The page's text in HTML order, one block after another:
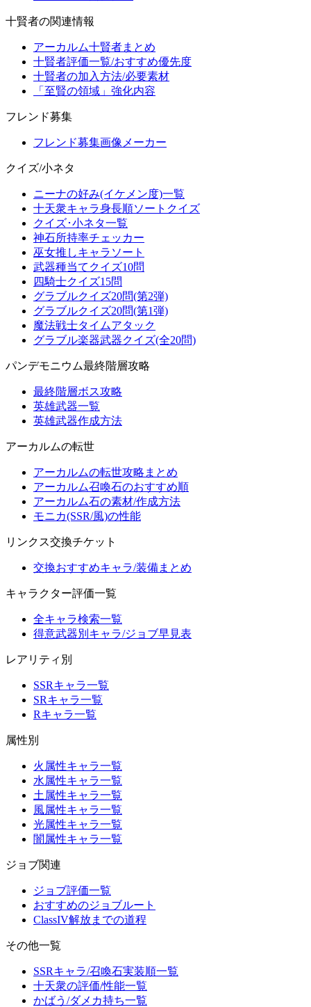
十賢者の関連情報
アーカルム十賢者まとめ
十賢者評価一覧/おすすめ優先度
十賢者の加入方法/必要素材
「至賢の領域」強化内容
フレンド募集
フレンド募集画像メーカー
クイズ/小ネタ
ニーナの好み(イケメン度)一覧
十天衆キャラ身長順ソートクイズ
クイズ･小ネタ一覧
神石所持率チェッカー
巫女推しキャラソート
武器種当てクイズ10問
四騎士クイズ15問
グラブルクイズ20問(第2弾)
グラブルクイズ20問(第1弾)
魔法戦士タイムアタック
グラブル楽器武器クイズ(全20問)
パンデモニウム最終階層攻略
最終階層ボス攻略
英雄武器一覧
英雄武器作成方法
アーカルムの転世
アーカルムの転世攻略まとめ
アーカルム召喚石のおすすめ順
アーカルム石の素材/作成方法
モニカ(SSR/風)の性能
リンクス交換チケット
交換おすすめキャラ/装備まとめ
キャラクター評価一覧
全キャラ検索一覧
得意武器別キャラ/ジョブ早見表
レアリティ別
SSRキャラ一覧
SRキャラ一覧
Rキャラ一覧
属性別
火属性キャラ一覧
水属性キャラ一覧
土属性キャラ一覧
風属性キャラ一覧
光属性キャラ一覧
闇属性キャラ一覧
ジョブ関連
ジョブ評価一覧
おすすめのジョブルート
ClassIV解放までの道程
その他一覧
SSRキャラ/召喚石実装順一覧
十天衆の評価/性能一覧
かばう/ダメカ持ち一覧